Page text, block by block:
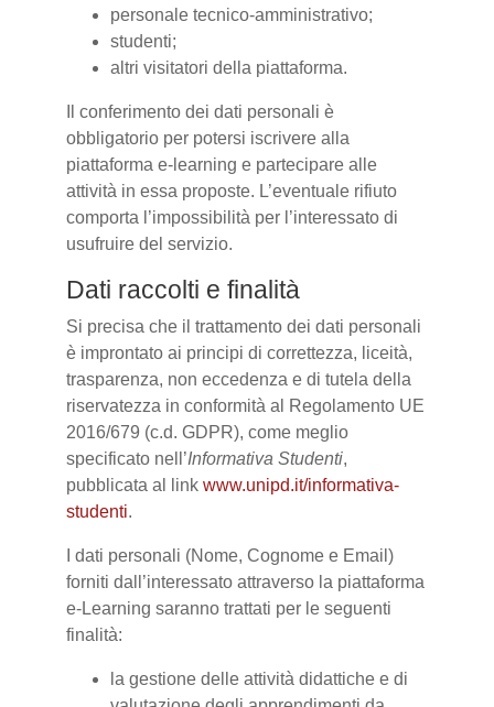
personale tecnico-amministrativo;
studenti;
altri visitatori della piattaforma.
Il conferimento dei dati personali è
obbligatorio per potersi iscrivere alla
piattaforma e-learning e partecipare alle
attività in essa proposte. L’eventuale rifiuto
comporta l’impossibilità per l’interessato di
usufruire del servizio.
Dati raccolti e finalità
Si precisa che il trattamento dei dati personali
è improntato ai principi di correttezza, liceità,
trasparenza, non eccedenza e di tutela della
riservatezza in conformità al Regolamento UE
2016/679 (c.d. GDPR), come meglio
specificato nell’Informativa Studenti,
pubblicata al link www.unipd.it/informativa-
studenti.
I dati personali (Nome, Cognome e Email)
forniti dall’interessato attraverso la piattaforma
e-Learning saranno trattati per le seguenti
finalità:
la gestione delle attività didattiche e di